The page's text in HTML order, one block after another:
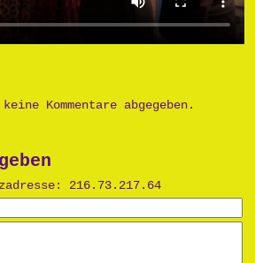
Kommentare abgegeben.
216.73.217.64